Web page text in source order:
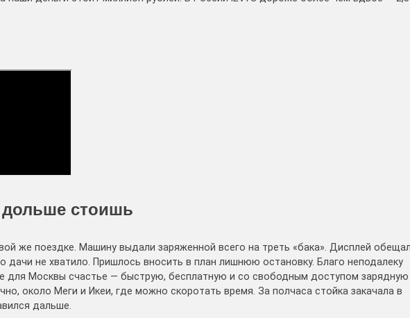
стоишь
же поездке. Машину выдали заряженной всего на треть «бака». Дисплей
дачи не хватило. Пришлось вносить в план лишнюю остановку. Благо неподалеку
для Москвы счастье — быструю, бесплатную и со свободным доступом зарядную
около Меги и Икеи, где можно скоротать время. За полчаса стойка закачала в
дальше.